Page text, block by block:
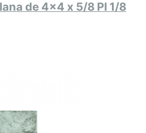
de 4x4 x 5/8 Pl 1/8